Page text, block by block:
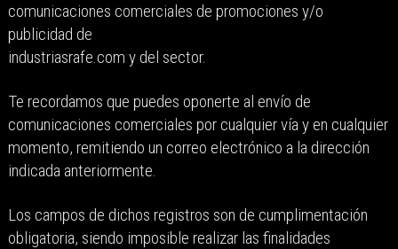
comunicaciones comerciales de promociones y/o
publicidad de
industriasrafe.com y del sector.
Te recordamos que puedes oponerte al envío de
comunicaciones comerciales por cualquier vía y en cualquier
momento, remitiendo un correo electrónico a la dirección
indicada anteriormente.
Los campos de dichos registros son de cumplimentación
obligatoria, siendo imposible realizar las finalidades